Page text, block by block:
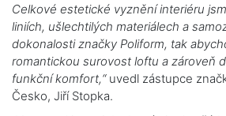
Celkové estetické vyznění interiéru
liniích, ušlechtilých materiálech a
dokonalosti značky Poliform, tak
romantickou surovost loftu a zároveň
funkční komfort,“uvedl zástupce
Česko, Jiří Stopka.